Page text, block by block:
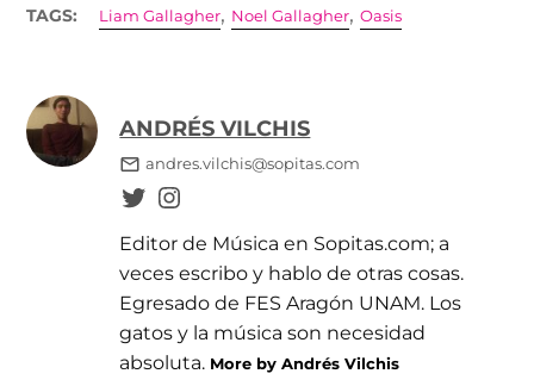
TAGS: Liam Gallagher, Noel Gallagher,Oasis
ANDRÉS VILCHIS
andres.vilchis@sopitas.com
Editor de Música en Sopitas.com; a
veces escribo y hablo de otras cosas.
Egresado de FES Aragón UNAM. Los
gatos y la música son necesidad
absoluta. More by Andrés Vilchis